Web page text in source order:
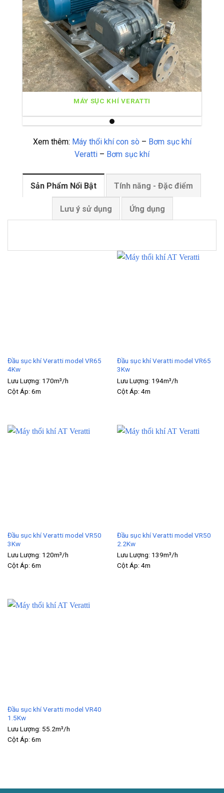
MÁY SỤC KHÍ VERATTI
Xem thêm: Máy thổi khí con sò – Bơm sục khí
Veratti – Bơm sục khí
Sản Phẩm Nổi Bật Tính năng - Đặc điểm
Lưu ý sử dụng Ứng dụng
Đầu sục khí Veratti model VR65
4Kw
Lưu Lượng: 170m³/h
Cột Áp: 6m
Đầu sục khí Veratti model VR65
3Kw
Lưu Lượng: 194m³/h
Cột Áp: 4m
Đầu sục khí Veratti model VR50
3Kw
Lưu Lượng: 120m³/h
Cột Áp: 6m
Đầu sục khí Veratti model VR50
2.2Kw
Lưu Lượng: 139m³/h
Cột Áp: 4m
Đầu sục khí Veratti model VR40
1.5Kw
Lưu Lượng: 55.2m³/h
Cột Áp: 6m